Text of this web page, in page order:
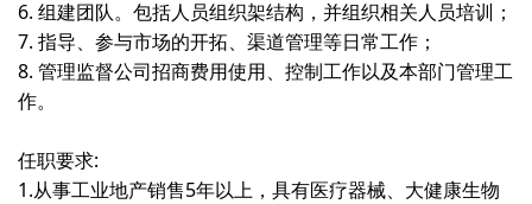
6. 组建团队。包括人员组织架结构，并组织相关人员培训；
7. 指导、参与市场的开拓、渠道管理等日常工作；
8. 管理监督公司招商费用使用、控制工作以及本部门管理工
作。
任职要求:
1.从事工业地产销售5年以上，具有医疗器械、大健康生物